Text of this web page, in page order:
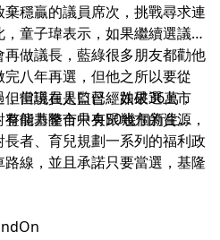
穩贏的議員席次，挑戰尋求連
童子瑋表示，如果繼續選議
做議長，藍綠很多朋友都勸他
八年再選，但他之所以要從
當議員是監督，如果選上市
能力整合中央跟地方的資源，
但現在人口已經跌破36萬，
個基隆市只有50幾個新生
者、育兒規劃一系列的福利政
線，並且承諾只要當選，基隆